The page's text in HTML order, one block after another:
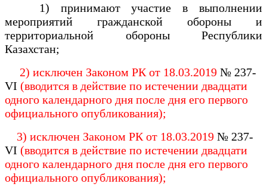
1) принимают участие в выполнении
мероприятий гражданской обороны и
территориальной обороны Республики
Казахстан;
2) исключен Законом РК от 18.03.2019 № 237-
VI (вводится в действие по истечении двадцати
одного календарного дня после дня его первого
официального опубликования);
3) исключен Законом РК от 18.03.2019 № 237-
VI (вводится в действие по истечении двадцати
одного календарного дня после дня его первого
официального опубликования);